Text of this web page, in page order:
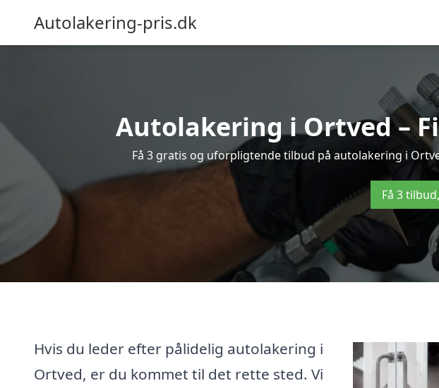
Autolakering-pris.dk
Autolakering i Ortved –
Få 3 gratis og uforpligtende tilbud på autolakering i
Få 3
Hvis du leder efter pålidelig autolakering i
Ortved, er du kommet til det rette sted. Vi